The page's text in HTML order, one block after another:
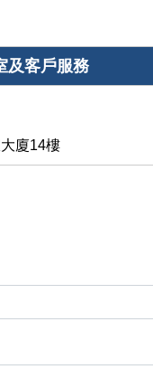
及客戶服務
廈14樓